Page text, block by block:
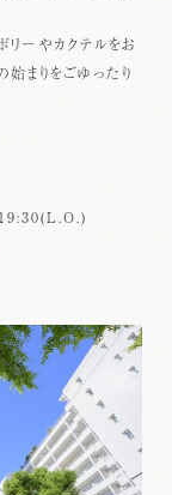
リーやカクテルをお
まりをごゆったり